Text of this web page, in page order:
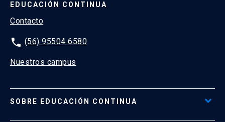
EDUCACIÓN CONTINUA
Contacto
phone (56) 95504 6580
Nuestros campus
SOBRE EDUCACIÓN CONTINUA